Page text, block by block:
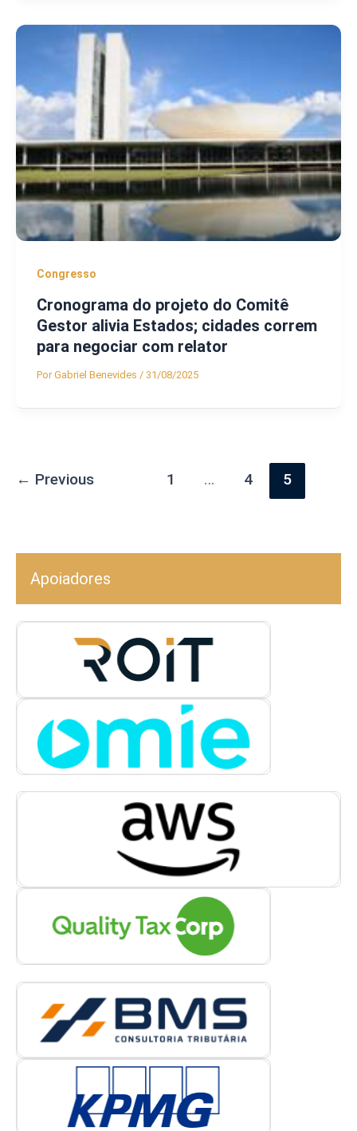
Congresso
Cronograma do projeto do Comitê
Gestor alivia Estados; cidades correm
para negociar com relator
PorGabriel Benevides / 31/08/2025
← Previous 1 … 4 5
Apoiadores